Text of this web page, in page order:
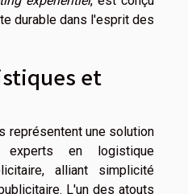
durable dans l'esprit des
et
représentent une solution
en logistique
alliant simplicité
L'un des atouts